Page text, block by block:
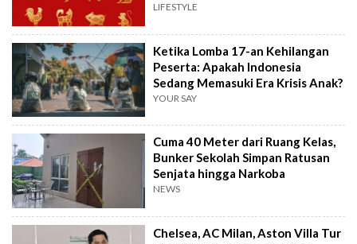
LIFESTYLE
Ketika Lomba 17-an Kehilangan
Peserta: Apakah Indonesia
Sedang Memasuki Era Krisis Anak?
YOUR SAY
Cuma 40 Meter dari Ruang Kelas,
Bunker Sekolah Simpan Ratusan
Senjata hingga Narkoba
NEWS
Chelsea, AC Milan, Aston Villa Tur